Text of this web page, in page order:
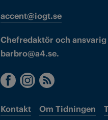
accent@iogt.se
Chefredaktör och
barbro@a4.se.
Kontakt Om Tidningen